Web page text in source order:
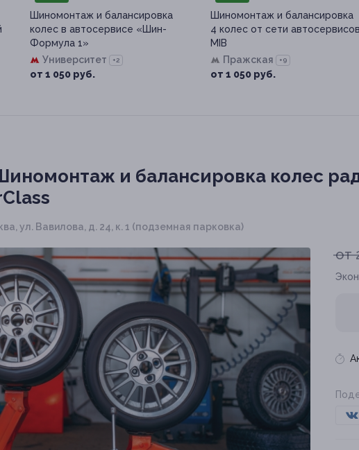
Шиномонтаж и балансировка
колес в автосервисе «Шин-
Формула 1»
Университет
+2
от 1 050 руб.
Шиномонтаж и балансировка
4 колес от сети
MIB
Пражская
+9
от 1 050 руб.
и балансировка колес
ул. Вавилова, д. 24, к. 1 (подземная парковка)
от